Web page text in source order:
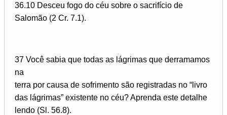
36.10 Desceu fogo do céu sobre o sacrifício de
Salomão (2 Cr. 7.1).
37 Você sabia que todas as lágrimas que derramamos
na
terra por causa de sofrimento são registradas no “livro
das lágrimas” existente no céu? Aprenda este detalhe
lendo (Sl. 56.8).